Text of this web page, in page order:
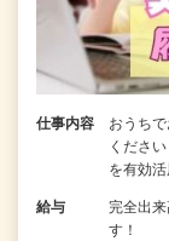
仕事内容
おうち
くださ
を有効
給与
完全出
す！